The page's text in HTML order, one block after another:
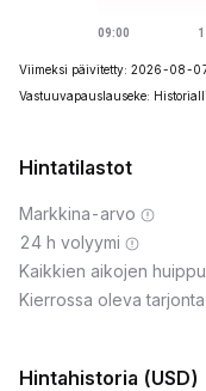
Viimeksi päivitetty: 2026-08-
Vastuuvapauslauseke:
Hintatilastot
Markkina-arvo
24 h volyymi
Kaikkien aikojen huippu
Kierrossa oleva tarjonta
Hintahistoria (USD)